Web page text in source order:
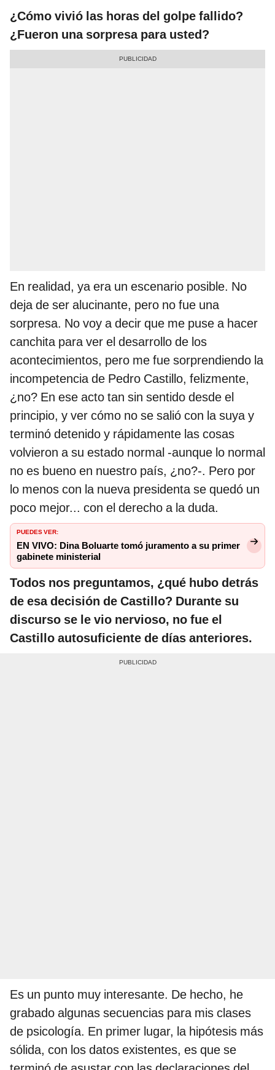
¿Cómo vivió las horas del golpe fallido?
¿Fueron una sorpresa para usted?
En realidad, ya era un escenario posible. No
deja de ser alucinante, pero no fue una
sorpresa. No voy a decir que me puse a hacer
canchita para ver el desarrollo de los
acontecimientos, pero me fue sorprendiendo la
incompetencia de Pedro Castillo, felizmente,
¿no? En ese acto tan sin sentido desde el
principio, y ver cómo no se salió con la suya y
terminó detenido y rápidamente las cosas
volvieron a su estado normal -aunque lo normal
no es bueno en nuestro país, ¿no?-. Pero por
lo menos con la nueva presidenta se quedó un
poco mejor... con el derecho a la duda.
PUEDES VER:
EN VIVO: Dina Boluarte tomó juramento a su primer
gabinete ministerial
Todos nos preguntamos, ¿qué hubo detrás
de esa decisión de Castillo? Durante su
discurso se le vio nervioso, no fue el
Castillo autosuficiente de días anteriores.
Es un punto muy interesante. De hecho, he
grabado algunas secuencias para mis clases
de psicología. En primer lugar, la hipótesis más
sólida, con los datos existentes, es que se